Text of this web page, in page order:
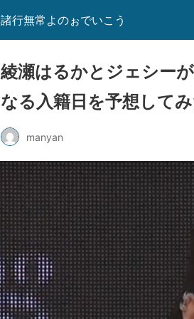
諸行無常よのぉでいこう
綾瀬はるかとジェシー
なる入籍日を予想してみ
manyan